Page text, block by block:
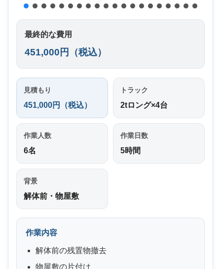
最終的な費用
451,000円（税込）
見積もり
451,000円（税込）
トラック
2tロング×4台
作業人数
6名
作業日数
5時間
背景
解体前・物屋敷
作業内容
解体前の残置物撤去
物屋敷の片付け